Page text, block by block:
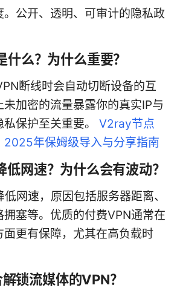
。公开、透明、可审计的隐私政
么？为什么重要？
断线时会自动切断设备的互
加密的流量暴露你的真实IP与
保护至关重要。 V2ray节点
2025年保姆级导入与分享指南
低网速？为什么会有波动？
网速，原因包括服务器距离、
拥塞等。优质的付费VPN通常在
面更有保障，尤其在高负载时
锁流媒体的VPN？